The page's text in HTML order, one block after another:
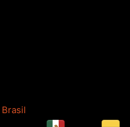
Brasil